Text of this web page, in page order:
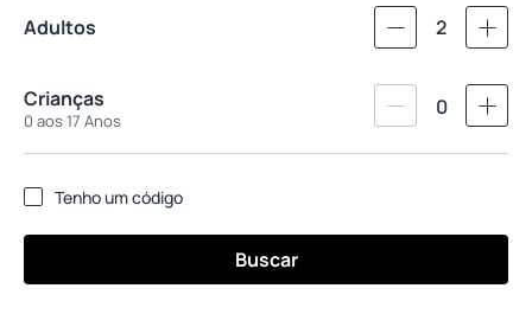
Adultos 2
Crianças
0 aos 17 Anos
0
Tenho um código
Buscar